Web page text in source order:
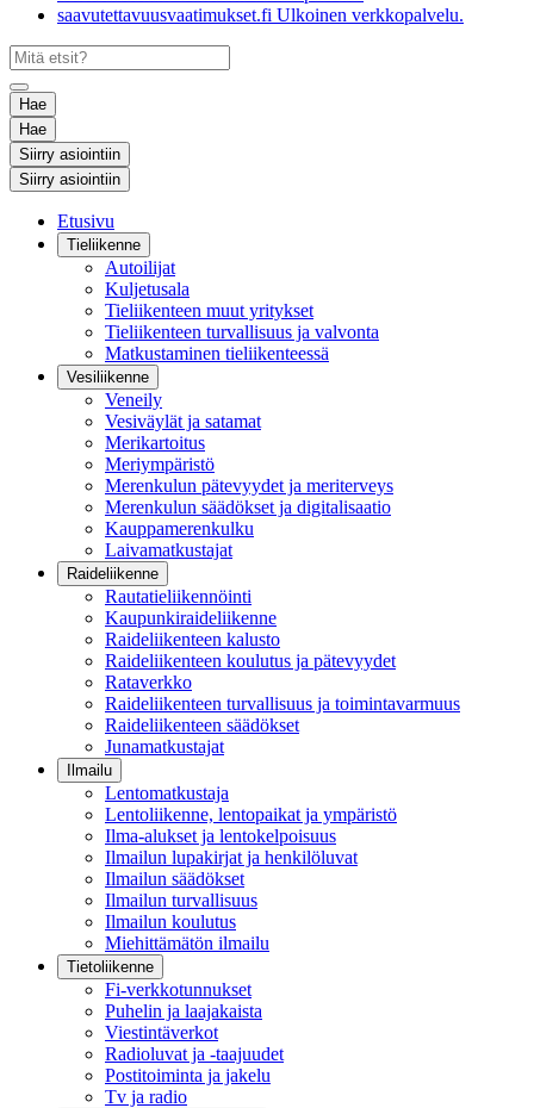
saavutettavuusvaatimukset.fi Ulkoinen verkkopalvelu.
Hae
Hae
Siirry asiointiin
Siirry asiointiin
Etusivu
Tieliikenne
Autoilijat
Kuljetusala
Tieliikenteen muut yritykset
Tieliikenteen turvallisuus ja valvonta
Matkustaminen tieliikenteessä
Vesiliikenne
Veneily
Vesiväylät ja satamat
Merikartoitus
Meriympäristö
Merenkulun pätevyydet ja meriterveys
Merenkulun säädökset ja digitalisaatio
Kauppamerenkulku
Laivamatkustajat
Raideliikenne
Rautatieliikennöinti
Kaupunkiraideliikenne
Raideliikenteen kalusto
Raideliikenteen koulutus ja pätevyydet
Rataverkko
Raideliikenteen turvallisuus ja toimintavarmuus
Raideliikenteen säädökset
Junamatkustajat
Ilmailu
Lentomatkustaja
Lentoliikenne, lentopaikat ja ympäristö
Ilma-alukset ja lentokelpoisuus
Ilmailun lupakirjat ja henkilöluvat
Ilmailun säädökset
Ilmailun turvallisuus
Ilmailun koulutus
Miehittämätön ilmailu
Tietoliikenne
Fi-verkkotunnukset
Puhelin ja laajakaista
Viestintäverkot
Radioluvat ja -taajuudet
Postitoiminta ja jakelu
Tv ja radio